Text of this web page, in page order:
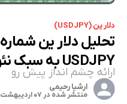
دلار ین (USDJPY)
USDJPY به سبک نئوویو
ارائه چشم انداز پیش رو
ارشیا رحیمی
منتشر شده در ۰۷ اردیبهشت ۱۳۹۶ | ۱۲:۲۵